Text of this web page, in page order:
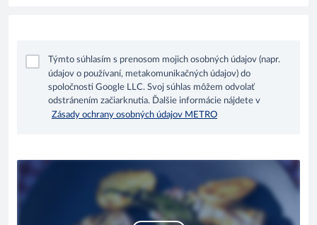
Týmto súhlasím s prenosom mojich osobných údajov (napr.
údajov o používaní, metakomunikačných údajov) do
spoločnosti Google LLC. Svoj súhlas môžem odvolať
odstránením začiarknutia. Ďalšie informácie nájdete v
Zásady ochrany osobných údajov METRO